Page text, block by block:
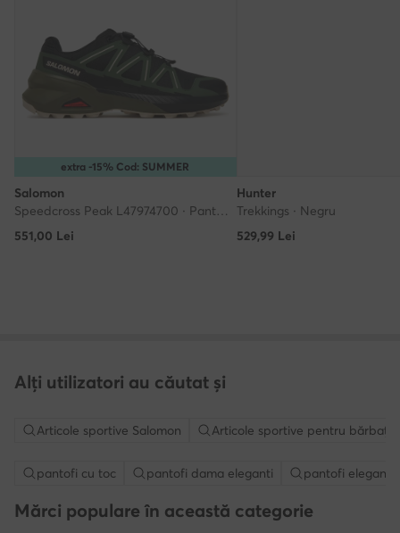
extra -15% Cod: SUMMER
Salomon
Speedcross Peak L47974700 · Pantofi pentru alergare
551,00 Lei
Hunter
Trekkings · Negru
529,99 Lei
Alți utilizatori au căutat și
Articole sportive Salomon Articole sportive pentru bărbați
pantofi cu toc pantofi dama eleganti pantofi eleganti
Mărci populare în această categorie